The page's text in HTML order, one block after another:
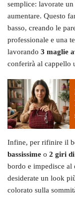
semplice: lavorate
aumentare. Questo
basso, creando le
professionale e una
lavorando 3 maglie
conferirà al cappello
Infine, per rifinire il
bassissime o 2 giri di
bordo e impedisce al
desiderate un look
colorato sulla